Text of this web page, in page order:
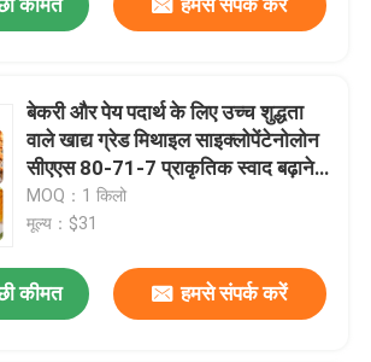
बेकरी और पेय पदार्थ के लिए उच्च शुद्धता
वाले खाद्य ग्रेड मिथाइल साइक्लोपेंटेनोलोन
सीएएस 80-71-7 प्राकृतिक स्वाद बढ़ाने
वाला एमसीपी
MOQ：1 किलो
मूल्य：$31
कीमत हमसे संपर्क करें